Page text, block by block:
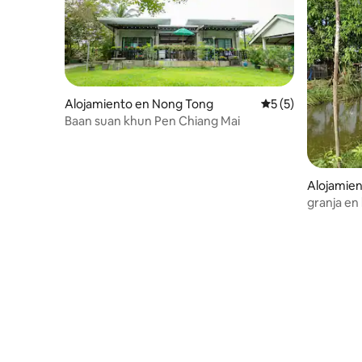
Alojamiento en Nong Tong Calificación
5 (5)
Baan suan khun Pen Chiang Mai
granja en